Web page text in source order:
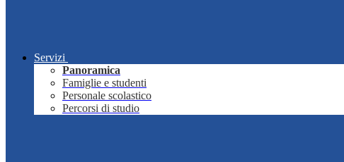
Servizi
Panoramica
Famiglie e studenti
Personale scolastico
Percorsi di studio